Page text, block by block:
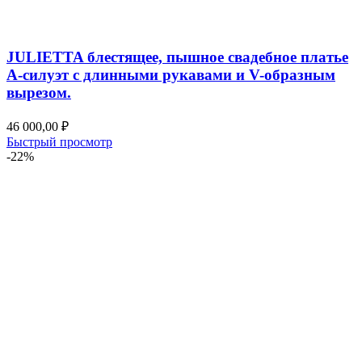
JULIETTA блестящее, пышное свадебное платье
А-силуэт с длинными рукавами и V-образным
вырезом.
46 000,00 ₽
Быстрый просмотр
-22%